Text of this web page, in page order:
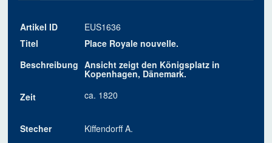
Artikel ID
EUS1636
Titel
Place Royale nouvelle.
Beschreibung Ansicht zeigt den Königsplatz in
Kopenhagen, Dänemark.
Zeit
ca. 1820
Stecher
Kiffendorff A.